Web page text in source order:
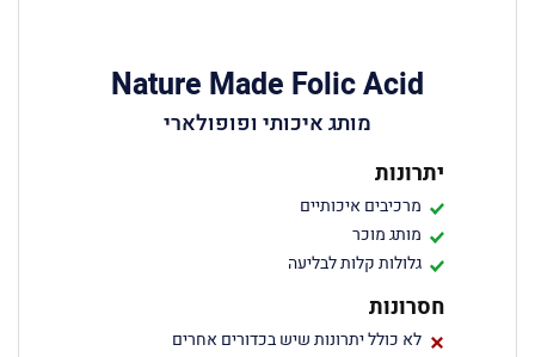
Nature Made Folic Acid
מותג איכותי ופופולארי
יתרונות
מרכיבים איכותיים
מותג מוכר
גלולות קלות לבליעה
חסרונות
לא כולל יתרונות שיש בכדורים אחרים